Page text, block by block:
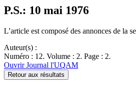
P.S.: 10 mai 1976
L’article est composé des annonces de la
Auteur(s) :
Numéro : 12. Volume : 2. Page : 2.
Ouvrir Journal l'UQAM
Retour aux résultats